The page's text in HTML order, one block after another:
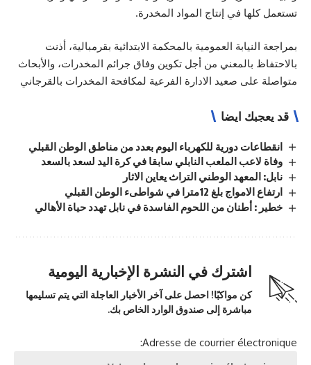
تستعمل كلها في إنتاج المواد المخدرة.
بمراجعة النيابة العمومية بالمحكمة الابتدائية بقرمبالية، أذنت
بالاحتفاظ بالمعني من أجل تكوين وفاق جرائم المخدرات، والأبحاث
متواصلة علی صعيد الادارة الفرعية لمكافحة المخدرات بالقرجاني
قد يعجبك ايضا
انقطاعات دورية للكهرباء اليوم بعدد من مناطق الوطن القبلي
وفاة لاعب الملعب النابلي سابقا في كرة اليد لسعد بالسعد
نابل: المعهد الوطني التراث يعاين الاثار
ارتفاع الامواج بلغ 12مترا في شواطىء الوطن القبلي
خطير : أطنان من اللحوم الفاسدة في نابل تهدد حياة الأهالي
اشترك في النشرة الإخبارية اليومية
كن مواكبًا! احصل على آخر الأخبار العاجلة التي يتم تسليمها
مباشرة إلى صندوق الوارد الخاص بك.
Adresse de courrier électronique: